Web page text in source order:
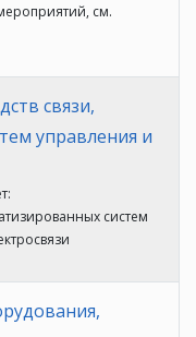
см.
связи,
управления и
систем